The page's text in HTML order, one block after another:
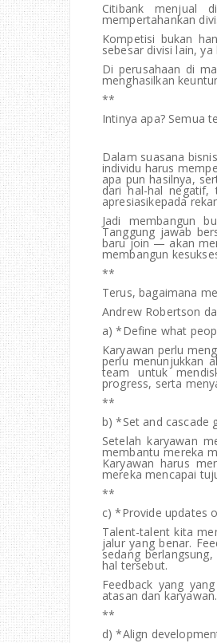
Citibank menjual
mempertahankan
Kompetisi bukan
sebesar divisi lain,
Di perusahaan di
menghasilkan
**
Intinya apa? Semua
Dalam suasana
individu harus
apa pun hasilnya,
dari hal-hal
apresiasikepada
Jadi membangun
Tanggung jawab
baru join — akan
membangun
**
Terus, bagaimana
Andrew Robertson
a) *Define what
Karyawan perlu
perlu menunjukkan
team untuk
progress, serta
**
b) *Set and cascade
Setelah karyawan
membantu mereka
Karyawan harus
mereka mencapai
**
c) *Provide updates
Talent-talent kita
jalur yang benar.
sedang
hal tersebut.
Feedback yang
atasan dan karyawan.
**
d) *Align